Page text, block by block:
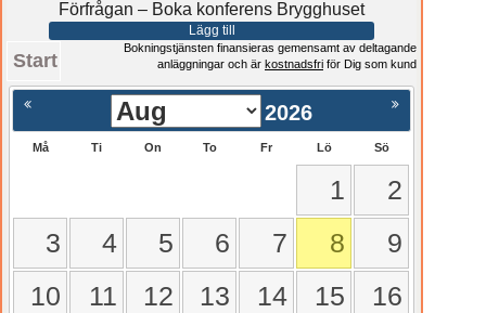
Förfrågan – Boka konferens Brygghuset
Lägg till
Start
Bokningstjänsten finansieras gemensamt av deltagande
anläggningar och är kostnadsfri för Dig som kund
2026
Må Ti On To Fr Lö Sö
1
2
3
4 5 6 7 8
9
10
11 12 13 14 15
16